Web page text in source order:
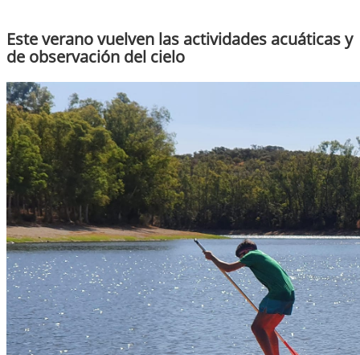
Este verano vuelven las actividades acuáticas y
de observación del cielo